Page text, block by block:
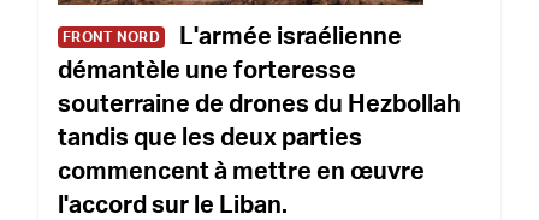
FRONT NORD
L'armée israélienne
démantèle une forteresse
souterraine de drones du Hezbollah
tandis que les deux parties
commencent à mettre en œuvre
l'accord sur le Liban.